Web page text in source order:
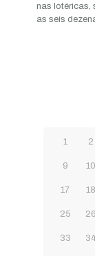
nas lotéricas,
as seis
1 2
9 10
17 18
25 26
33 34